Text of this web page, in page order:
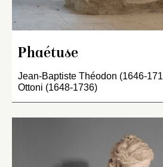
Phaétuse
Jean-Baptiste Théodon (1646-
Ottoni (1648-1736)